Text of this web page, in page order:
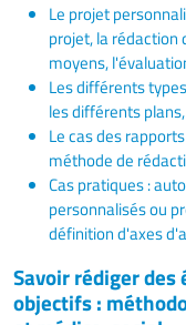
Le projet
projet, la
moyens,
Les différents
les différents
Le cas des
méthode de
Cas pratiques :
personnalisés ou
définition d'axes
Savoir rédiger
objectifs :